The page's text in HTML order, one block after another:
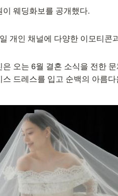
이 웨딩화보를 공개했다.
개인 채널에 다양한 이모티콘
은 오는 6월 결혼 소식을 전한
스 드레스를 입고 순백의 아름